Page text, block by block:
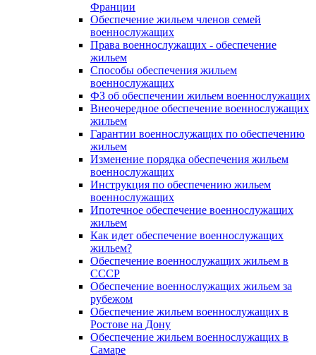
Франции
Обеспечение жильем членов семей
военнослужащих
Права военнослужащих - обеспечение
жильем
Способы обеспечения жильем
военнослужащих
ФЗ об обеспечении жильем военнослужащих
Внеочередное обеспечение военнослужащих
жильем
Гарантии военнослужащих по обеспечению
жильем
Изменение порядка обеспечения жильем
военнослужащих
Инструкция по обеспечению жильем
военнослужащих
Ипотечное обеспечение военнослужащих
жильем
Как идет обеспечение военнослужащих
жильем?
Обеспечение военнослужащих жильем в
СССР
Обеспечение военнослужащих жильем за
рубежом
Обеспечение жильем военнослужащих в
Ростове на Дону
Обеспечение жильем военнослужащих в
Самаре